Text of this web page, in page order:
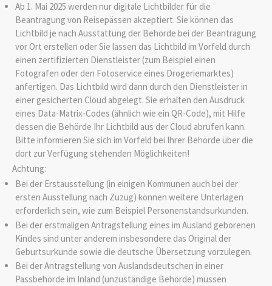
Ab 1. Mai 2025 werden nur digitale Lichtbilder für die
Beantragung von Reisepässen akzeptiert. Sie können das
Lichtbild je nach Ausstattung der Behörde bei der Beantragung
vor Ort erstellen oder Sie lassen das Lichtbild im Vorfeld durch
einen zertifizierten Dienstleister (zum Beispiel einen
Fotografen oder den Fotoservice eines Drogeriemarktes)
anfertigen. Das Lichtbild wird dann durch den Dienstleister in
einer gesicherten Cloud abgelegt. Sie erhalten den Ausdruck
eines Data-Matrix-Codes (ähnlich wie ein QR-Code), mit Hilfe
dessen die Behörde Ihr Lichtbild aus der Cloud abrufen kann.
Bitte informieren Sie sich im Vorfeld bei Ihrer Behörde über die
dort zur Verfügung stehenden Möglichkeiten!
Achtung:
Bei der Erstausstellung (in einigen Kommunen auch bei der
ersten Ausstellung nach Zuzug) können weitere Unterlagen
erforderlich sein, wie zum Beispiel Personenstandsurkunden.
Bei der erstmaligen Antragstellung eines im Ausland geborenen
Kindes sind unter anderem insbesondere das Original der
Geburtsurkunde sowie die deutsche Übersetzung vorzulegen.
Bei der Antragstellung von Auslandsdeutschen in einer
Passbehörde im Inland (unzuständige Behörde) müssen